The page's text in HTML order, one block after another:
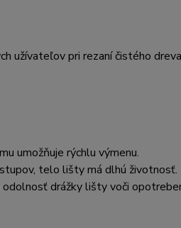
užívateľov pri rezaní čistého
umožňuje rýchlu výmenu.
telo lišty má dlhú životnosť.
drážky lišty voči